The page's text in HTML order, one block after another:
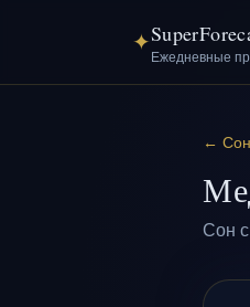
✦
Ежедневные
←
Сон